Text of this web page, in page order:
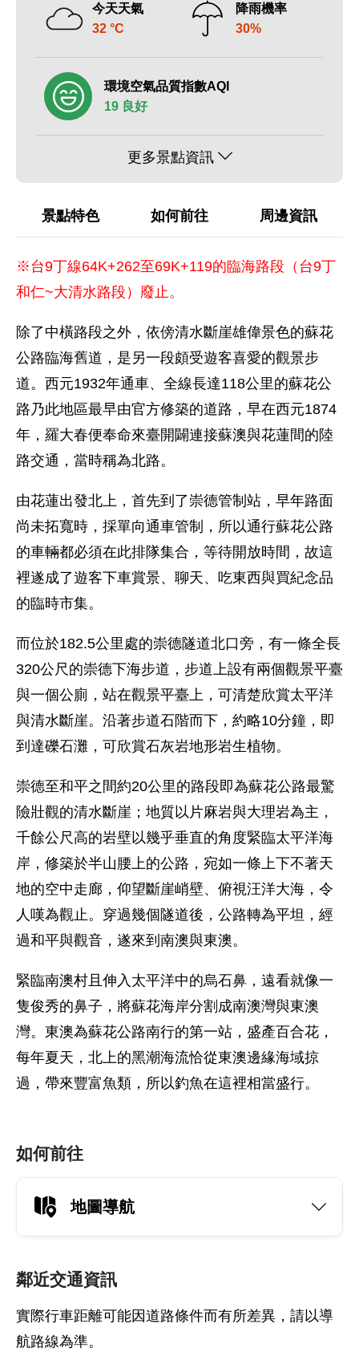
今天天氣
32 °C
降雨機率
30%
環境空氣品質指數AQI
19 良好
更多景點資訊
景點特色 如何前往 周邊資訊
※台9丁線64K+262至69K+119的臨海路段（台9丁
和仁~大清水路段）廢止。
除了中橫路段之外，依傍清水斷崖雄偉景色的蘇花
公路臨海舊道，是另一段頗受遊客喜愛的觀景步
道。西元1932年通車、全線長達118公里的蘇花公
路乃此地區最早由官方修築的道路，早在西元1874
年，羅大春便奉命來臺開闢連接蘇澳與花蓮間的陸
路交通，當時稱為北路。
由花蓮出發北上，首先到了崇德管制站，早年路面
尚未拓寬時，採單向通車管制，所以通行蘇花公路
的車輛都必須在此排隊集合，等待開放時間，故這
裡遂成了遊客下車賞景、聊天、吃東西與買紀念品
的臨時市集。
而位於182.5公里處的崇德隧道北口旁，有一條全長
320公尺的崇德下海步道，步道上設有兩個觀景平臺
與一個公廁，站在觀景平臺上，可清楚欣賞太平洋
與清水斷崖。沿著步道石階而下，約略10分鐘，即
到達礫石灘，可欣賞石灰岩地形岩生植物。
崇德至和平之間約20公里的路段即為蘇花公路最驚
險壯觀的清水斷崖；地質以片麻岩與大理岩為主，
千餘公尺高的岩壁以幾乎垂直的角度緊臨太平洋海
岸，修築於半山腰上的公路，宛如一條上下不著天
地的空中走廊，仰望斷崖峭壁、俯視汪洋大海，令
人嘆為觀止。穿過幾個隧道後，公路轉為平坦，經
過和平與觀音，遂來到南澳與東澳。
緊臨南澳村且伸入太平洋中的烏石鼻，遠看就像一
隻俊秀的鼻子，將蘇花海岸分割成南澳灣與東澳
灣。東澳為蘇花公路南行的第一站，盛產百合花，
每年夏天，北上的黑潮海流恰從東澳邊緣海域掠
過，帶來豐富魚類，所以釣魚在這裡相當盛行。
如何前往
地圖導航
鄰近交通資訊
實際行車距離可能因道路條件而有所差異，請以導
航路線為準。